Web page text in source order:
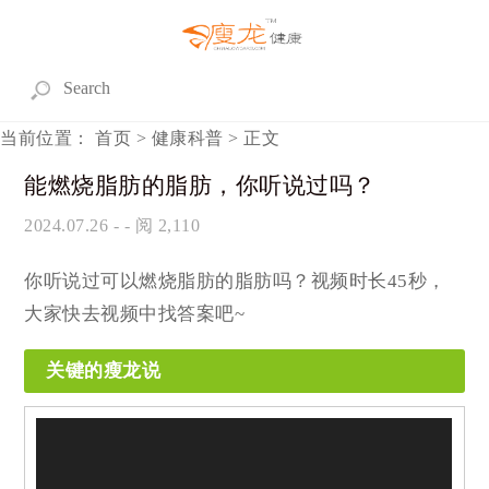
当前位置： 首页 > 健康科普 > 正文
能燃烧脂肪的脂肪，你听说过吗？
2024.07.26 - - 阅 2,110
你听说过可以燃烧脂肪的脂肪吗？视频时长45秒，
大家快去视频中找答案吧~
关键的瘦龙说